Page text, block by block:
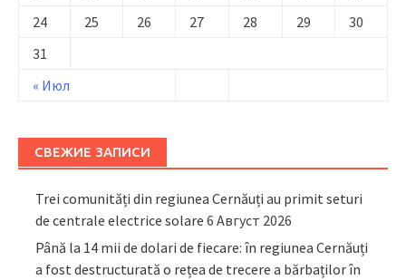
« Июл
24
25 26 27 28 29
30
31
СВЕЖИЕ ЗАПИСИ
Trei comunități din regiunea Cernăuți au primit seturi
de centrale electrice solare 6 Август 2026
Până la 14 mii de dolari de fiecare: în regiunea Cernăuți
a fost destructurată o rețea de trecere a bărbaților în